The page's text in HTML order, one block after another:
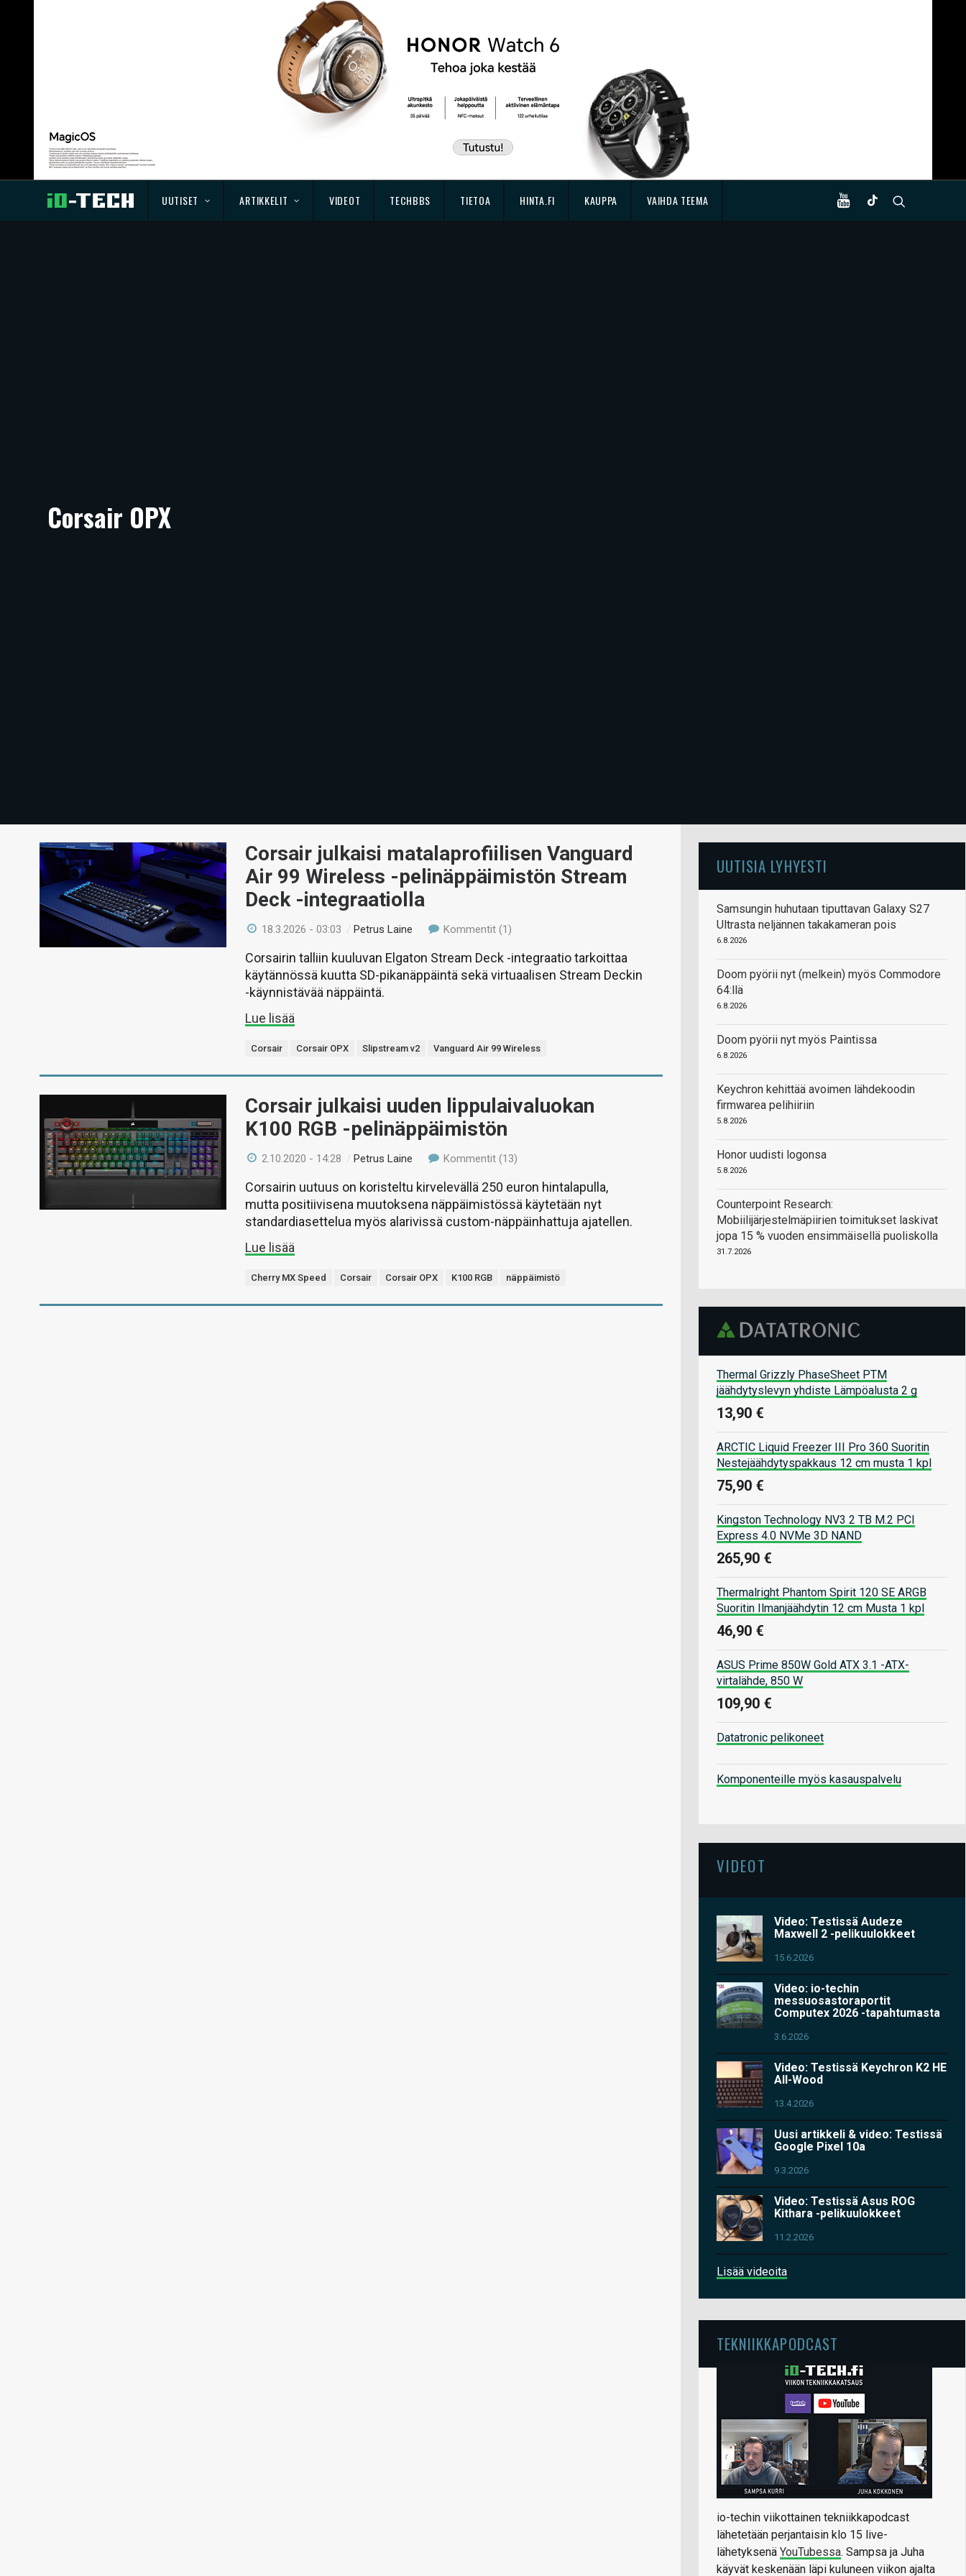
UUTISET ARTIKKELIT VIDEOT TECHBBS TIETOA HINTA.FI KAUPPA VAIHDA TEEMA
Corsair OPX
Corsair julkaisi matalaprofiilisen Vanguard
Air 99 Wireless -pelinäppäimistön Stream
Deck -integraatiolla
18.3.2026 - 03:03 /Petrus Laine Kommentit (1)
Corsairin talliin kuuluvan Elgaton Stream Deck -integraatio tarkoittaa
käytännössä kuutta SD-pikanäppäintä sekä virtuaalisen Stream Deckin
-käynnistävää näppäintä.
Lue lisää
Corsair Corsair OPX Slipstream v2 Vanguard Air 99 Wireless
Corsair julkaisi uuden lippulaivaluokan
K100 RGB -pelinäppäimistön
2.10.2020 - 14:28 /Petrus Laine Kommentit (13)
Corsairin uutuus on koristeltu kirvelevällä 250 euron hintalapulla,
mutta positiivisena muutoksena näppäimistössä käytetään nyt
standardiasettelua myös alarivissä custom-näppäinhattuja ajatellen.
Lue lisää
Cherry MX Speed Corsair Corsair OPX K100 RGB näppäimistö
UUTISIA LYHYESTI
Samsungin huhutaan tiputtavan Galaxy S27
Ultrasta neljännen takakameran pois
6.8.2026
Doom pyörii nyt (melkein) myös Commodore
64:llä
6.8.2026
Doom pyörii nyt myös Paintissa
6.8.2026
Keychron kehittää avoimen lähdekoodin
firmwarea pelihiiriin
5.8.2026
Honor uudisti logonsa
5.8.2026
Counterpoint Research:
Mobiilijärjestelmäpiirien toimitukset laskivat
jopa 15 % vuoden ensimmäisellä puoliskolla
31.7.2026
Thermal Grizzly PhaseSheet PTM
jäähdytyslevyn yhdiste Lämpöalusta 2 g
13,90 €
ARCTIC Liquid Freezer III Pro 360 Suoritin
Nestejäähdytyspakkaus 12 cm musta 1 kpl
75,90 €
Kingston Technology NV3 2 TB M.2 PCI
Express 4.0 NVMe 3D NAND
265,90 €
Thermalright Phantom Spirit 120 SE ARGB
Suoritin Ilmanjäähdytin 12 cm Musta 1 kpl
46,90 €
ASUS Prime 850W Gold ATX 3.1 -ATX-
virtalähde, 850 W
109,90 €
Datatronic pelikoneet
Komponenteille myös kasauspalvelu
VIDEOT
Video: Testissä Audeze
Maxwell 2 -pelikuulokkeet
15.6.2026
Video: io-techin
messuosastoraportit
Computex 2026 -tapahtumasta
3.6.2026
Video: Testissä Keychron K2 HE
All-Wood
13.4.2026
Uusi artikkeli & video: Testissä
Google Pixel 10a
9.3.2026
Video: Testissä Asus ROG
Kithara -pelikuulokkeet
11.2.2026
Lisää videoita
TEKNIIKKAPODCAST
io-techin viikottainen tekniikkapodcast
lähetetään perjantaisin klo 15 live-
lähetyksenä YouTubessa. Sampsa ja Juha
käyvät keskenään läpi kuluneen viikon ajalta